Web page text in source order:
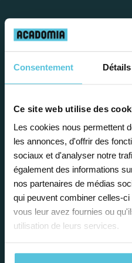
Consentement Détails
Ce site web utilise des
Les cookies nous permettent
les annonces, d'offrir des
sociaux et d'analyser notre
également des informations
nos partenaires de médias
qui peuvent combiner celles-
vous leur avez fournies ou
utilisation de leurs services.
Travailler chez
présente de
avantages
Enseignez près
vos
Afin de
accompagnement,
emploi du temps en
vos